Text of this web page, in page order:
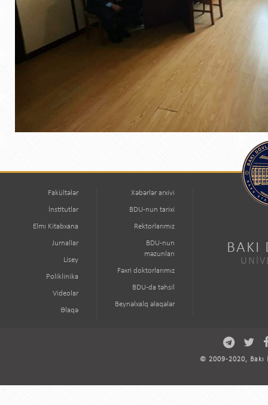
Fakültələr
İnstitutlar
Elmi Kitabxana
Jurnallar
Lisey
Poliklinika
Videolar
Əlaqə
Xəbərlər arxivi
BDU-nun tarixi
Rektorlarımız
BDU-nun
məzunları
Fəxri doktorlarımız
BDU-da təhsil
Beynəlxalq əlaqələr
BAKI
© 2009-2020,